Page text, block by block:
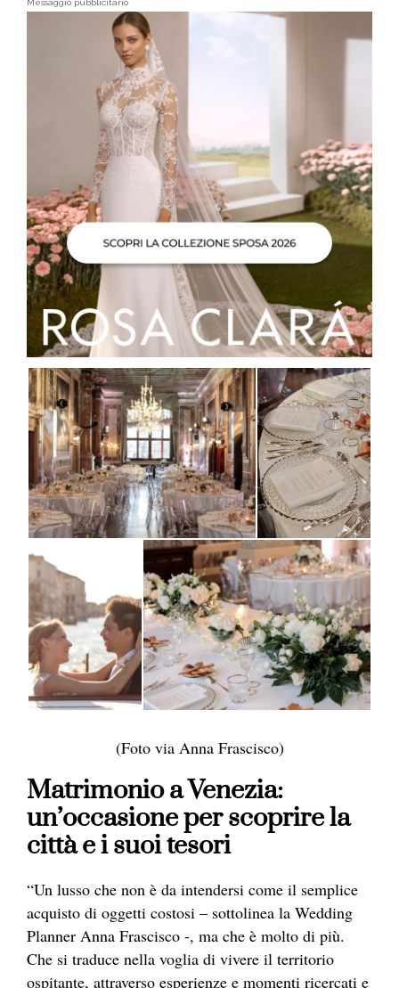
Messaggio pubblicitario
(Foto via Anna Frascisco)
Matrimonio a Venezia:
un’occasione per scoprire la
città e i suoi tesori
“Un lusso che non è da intendersi come il semplice
acquisto di oggetti costosi – sottolinea la Wedding
Planner Anna Frascisco -, ma che è molto di più.
Che si traduce nella voglia di vivere il territorio
ospitante, attraverso esperienze e momenti ricercati e